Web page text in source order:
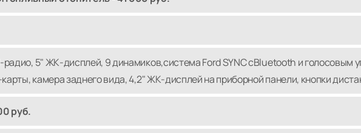
радио, 5" ЖК-дисплей, 9 динамиков,система Ford SYNC сBluetooth и голосовым
камера заднего вида, 4,2" ЖК-дисплей на приборной панели, кнопки
руб.